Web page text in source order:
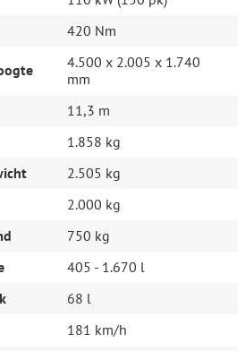
420 Nm
4.500 x 2.005 x 1.740
mm
11,3 m
1.858 kg
2.505 kg
2.000 kg
750 kg
405 - 1.670 l
68 l
181 km/h